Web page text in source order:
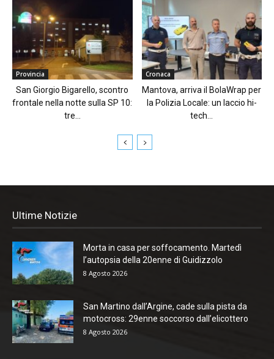
Provincia
San Giorgio Bigarello, scontro
frontale nella notte sulla SP 10:
tre...
Cronaca
Mantova, arriva il BolaWrap per
la Polizia Locale: un laccio hi-
tech...
Ultime Notizie
Morta in casa per soffocamento. Martedì
l’autopsia della 20enne di Guidizzolo
8 Agosto 2026
San Martino dall’Argine, cade sulla pista da
motocross: 29enne soccorso dall’elicottero
8 Agosto 2026